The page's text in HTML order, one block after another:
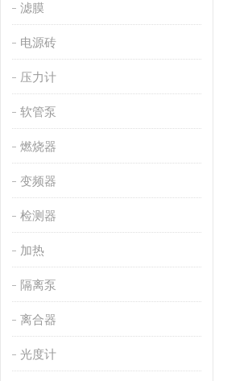
滤膜
电源砖
压力计
软管泵
燃烧器
变频器
检测器
加热
隔离泵
离合器
光度计